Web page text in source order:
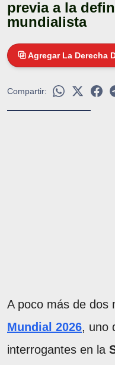
previa a la
mundialista
Agregar La Derecha
Compartir:
A poco más de dos
Mundial 2026, uno
interrogantes en la